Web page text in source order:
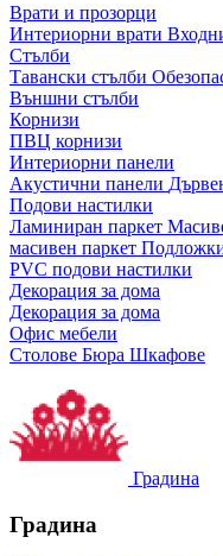
Врати и прозорци
Интериорни врати
Стълби
Тавански стълби
Външни стълби
Корнизи
ПВЦ корнизи
Интериорни панели
Акустични панели
Подови настилки
Ламиниран паркет
масивен паркет
PVC подови настилки
Декорация за дома
Декорация за дома
Офис мебели
Столове Бюра Шкафове
Градина
Градина